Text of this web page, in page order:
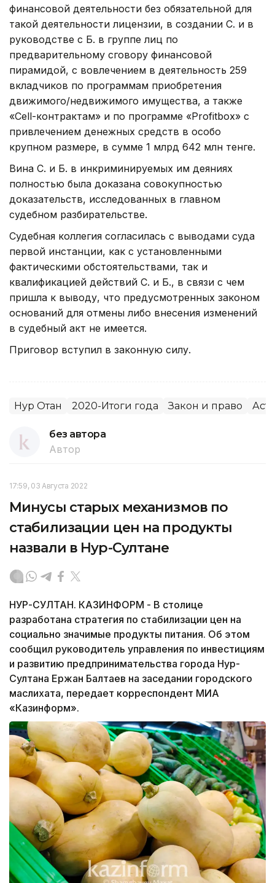
финансовой деятельности без обязательной для
такой деятельности лицензии, в создании С. и в
руководстве с Б. в группе лиц по
предварительному сговору финансовой
пирамидой, с вовлечением в деятельность 259
вкладчиков по программам приобретения
движимого/недвижимого имущества, а также
«Cell-контрактам» и по программе «Profitbox» с
привлечением денежных средств в особо
крупном размере, в сумме 1 млрд 642 млн тенге.
Вина С. и Б. в инкриминируемых им деяниях
полностью была доказана совокупностью
доказательств, исследованных в главном
судебном разбирательстве.
Судебная коллегия согласилась с выводами суда
первой инстанции, как с установленными
фактическими обстоятельствами, так и
квалификацией действий С. и Б., в связи с чем
пришла к выводу, что предусмотренных законом
оснований для отмены либо внесения изменений
в судебный акт не имеется.
Приговор вступил в законную силу.
Нур Отан 2020-Итоги года Закон и право
без автора
Автор
17:59, 03 Августа 2022
Минусы старых механизмов по
стабилизации цен на продукты
назвали в Нур-Султане
НУР-СУЛТАН. КАЗИНФОРМ - В столице
разработана стратегия по стабилизации цен на
социально значимые продукты питания. Об этом
сообщил руководитель управления по инвестициям
и развитию предпринимательства города Нур-
Султана Ержан Балтаев на заседании городского
маслихата, передает корреспондент МИА
«Казинформ».